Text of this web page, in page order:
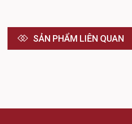
SẢN PHẨM LIÊN QUAN